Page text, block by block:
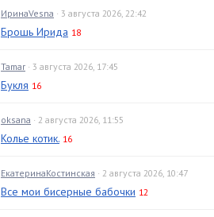
ИринаVesna · 3 августа 2026, 22:42
Брошь Ирида 18
Tamar · 3 августа 2026, 17:45
Букля 16
oksana · 2 августа 2026, 11:55
Колье котик. 16
ЕкатеринаКостинская · 2 августа 2026, 10:47
Все мои бисерные бабочки 12